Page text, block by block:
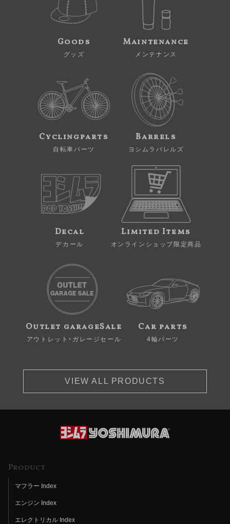
Goods
グッズ
Maintenance
メンテナンス
Cyclingparts
自転車パーツ
Barrels
ヨシムラバレルズ
Decal
デカール
Limited Items
オンラインショップ限定商品
Outlet garageSale
アウトレット・ガレージセール
Car parts
4輪パーツ
VIEW ALL PRODUCTS
Product
マフラー Index
エンジン Index
エレクトリカル Index